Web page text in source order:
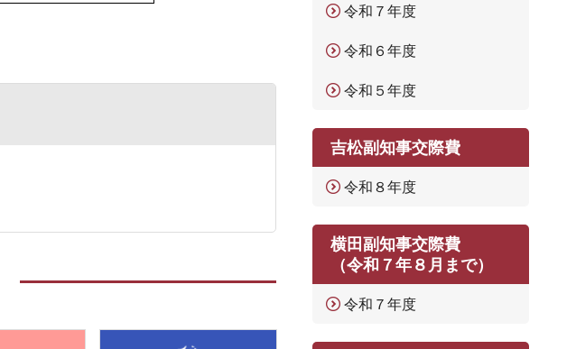
令和７年度
令和６年度
令和５年度
吉松副知事交際費
令和８年度
横田副知事交際費
（令和７年８月まで）
令和７年度